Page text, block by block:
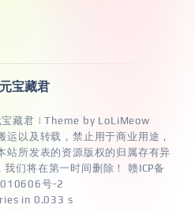
宝藏君
宝藏君 | Theme by LoLiMeow
运以及转载，禁止用于商业用途，
站所发表的资源版权的归属存有异
们将在第一时间删除！ 赣ICP备
号-2
in 0.033 s